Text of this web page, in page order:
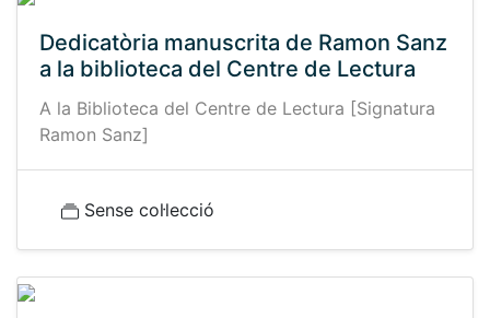
Dedicatòria manuscrita de Ramon Sanz
a la biblioteca del Centre de Lectura
A la Biblioteca del Centre de Lectura [Signatura
Ramon Sanz]
Sense col·lecció